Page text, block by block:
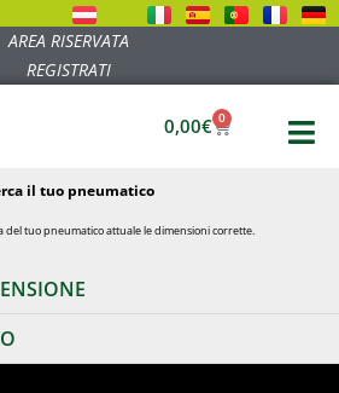
AREA RISERVATA
REGISTRATI
0,00€ 0
il tuo pneumatico
del tuo pneumatico attuale le dimensioni corrette.